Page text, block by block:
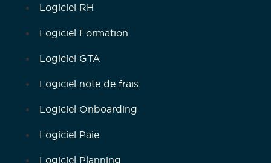
Logiciel RH
Logiciel Formation
Logiciel GTA
Logiciel note de frais
Logiciel Onboarding
Logiciel Paie
Logiciel Planning